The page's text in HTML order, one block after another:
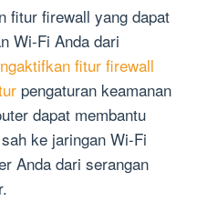
fitur firewall yang dapat
Wi-Fi Anda dari
fitur firewall
pengaturan keamanan
dapat membantu
ke jaringan Wi-Fi
Anda dari serangan